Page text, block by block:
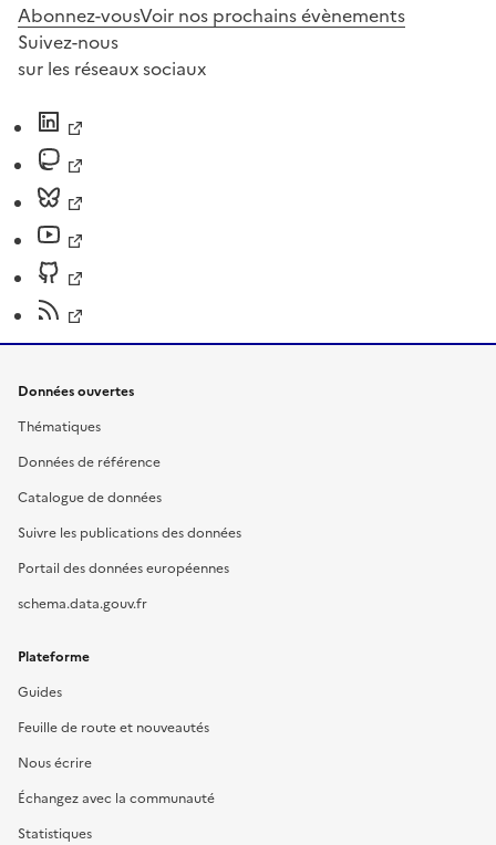
Abonnez-vousVoir nos prochains évènements
Suivez-nous
sur les réseaux sociaux
Données ouvertes
Thématiques
Données de référence
Catalogue de données
Suivre les publications des données
Portail des données européennes
schema.data.gouv.fr
Plateforme
Guides
Feuille de route et nouveautés
Nous écrire
Échangez avec la communauté
Statistiques